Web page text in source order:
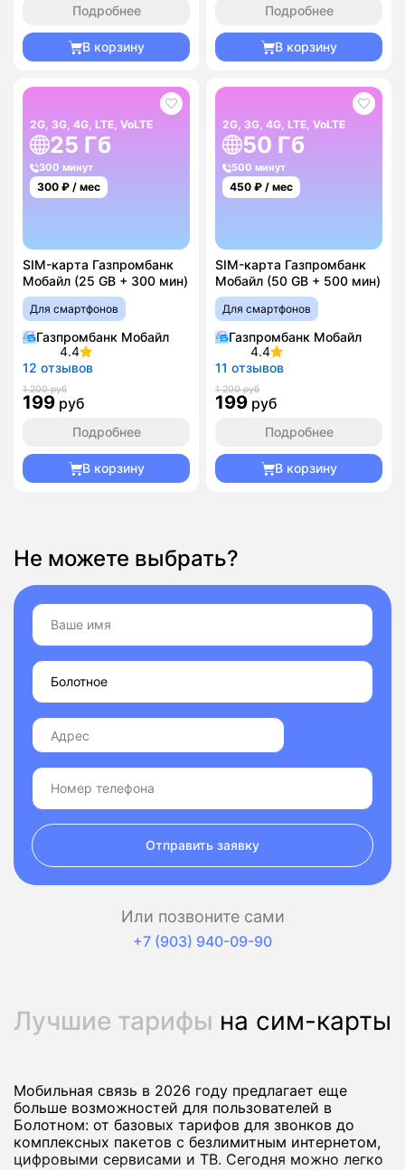
Подробнее
В корзину
Подробнее
В корзину
2G, 3G, 4G, LTE, VoLTE
25 Гб
300 минут
300 ₽ / мес
SIM-карта Газпромбанк
Мобайл (25 GB + 300 мин)
Для смартфонов
Газпромбанк Мобайл
4.4
12 отзывов
1 200 руб
199 руб
Подробнее
В корзину
2G, 3G, 4G, LTE, VoLTE
50 Гб
500 минут
450 ₽ / мес
SIM-карта Газпромбанк
Мобайл (50 GB + 500 мин)
Для смартфонов
Газпромбанк Мобайл
4.4
11 отзывов
1 200 руб
199 руб
Подробнее
В корзину
Не можете выбрать?
Отправить заявку
Или позвоните сами
+7 (903) 940-09-90
Лучшие тарифы на сим-карты
Мобильная связь в 2026 году предлагает еще
больше возможностей для пользователей в
Болотном: от базовых тарифов для звонков до
комплексных пакетов с безлимитным интернетом,
цифровыми сервисами и ТВ. Сегодня можно легко